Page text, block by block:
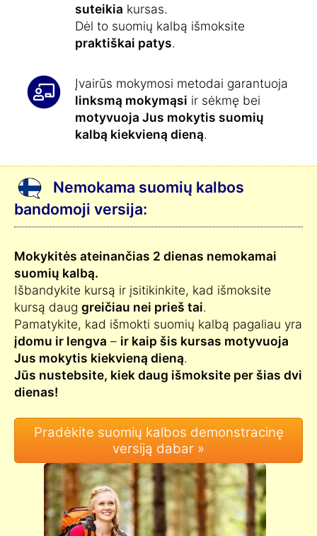
suteikia kursas.
Dėl to suomių kalbą išmoksite
praktiškai patys.
Įvairūs mokymosi metodai garantuoja
linksmą mokymąsi ir sėkmę bei
motyvuoja Jus mokytis suomių
kalbą kiekvieną dieną.
Nemokama suomių kalbos
bandomoji versija:
Mokykitės ateinančias 2 dienas nemokamai
suomių kalbą.
Išbandykite kursą ir įsitikinkite, kad išmoksite
kursą daug greičiau nei prieš tai.
Pamatykite, kad išmokti suomių kalbą pagaliau yra
įdomu ir lengva – ir kaip šis kursas motyvuoja
Jus mokytis kiekvieną dieną.
Jūs nustebsite, kiek daug išmoksite per šias dvi
dienas!